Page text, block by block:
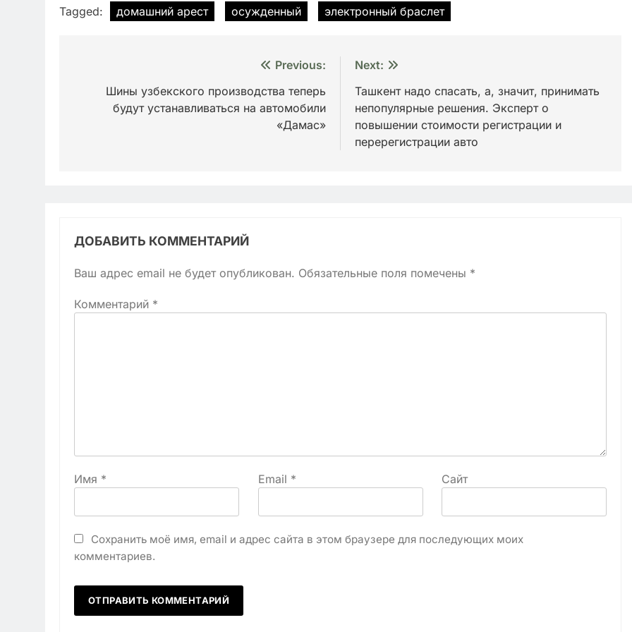
Tagged: домашний арест осужденный электронный браслет
записям
Previous:
Шины узбекского производства теперь
будут устанавливаться на автомобили
«Дамас»
Next:
Ташкент надо спасать, а, значит, принимать
непопулярные решения. Эксперт о
повышении стоимости регистрации и
перерегистрации авто
ДОБАВИТЬ КОММЕНТАРИЙ
Ваш адрес email не будет опубликован. Обязательные поля помечены *
Комментарий *
Имя * Email * Сайт
Сохранить моё имя, email и адрес сайта в этом браузере для последующих моих
комментариев.